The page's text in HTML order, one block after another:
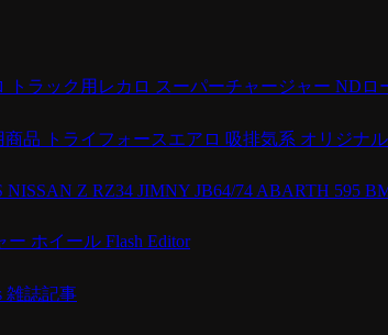
トラック用レカロ スーパーチャージャー NDロ
商品 トライフォースエアロ 吸排気系 オリジナ
NISSAN Z RZ34 JIMNY JB64/74 ABARTH 595
ー ホイール Flash Editor
雑誌記事